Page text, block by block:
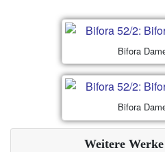
Bifora
Bifora
Weitere